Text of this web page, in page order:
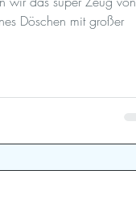
Döschen mit großer